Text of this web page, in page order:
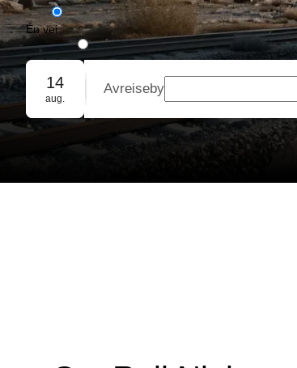
Én vei
Tur/retur
Gruppebooking
14
aug.
Avreiseby